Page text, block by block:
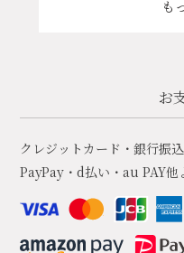
も
お
クレジットカード・銀行振
PayPay・d払い・au PAY他